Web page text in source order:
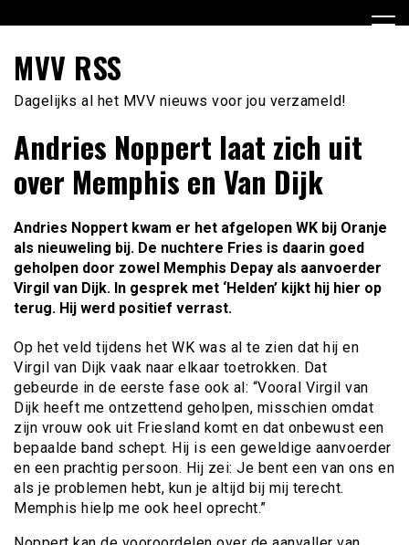
naar
inhoud
MVV RSS
Dagelijks al het MVV nieuws voor jou verzameld!
Andries Noppert laat zich uit
over Memphis en Van Dijk
Andries Noppert kwam er het afgelopen WK bij Oranje
als nieuweling bij. De nuchtere Fries is daarin goed
geholpen door zowel Memphis Depay als aanvoerder
Virgil van Dijk. In gesprek met ‘Helden’ kijkt hij hier op
terug. Hij werd positief verrast.
Op het veld tijdens het WK was al te zien dat hij en
Virgil van Dijk vaak naar elkaar toetrokken. Dat
gebeurde in de eerste fase ook al: “Vooral Virgil van
Dijk heeft me ontzettend geholpen, misschien omdat
zijn vrouw ook uit Friesland komt en dat onbewust een
bepaalde band schept. Hij is een geweldige aanvoerder
en een prachtig persoon. Hij zei: Je bent een van ons en
als je problemen hebt, kun je altijd bij mij terecht.
Memphis hielp me ook heel oprecht.”